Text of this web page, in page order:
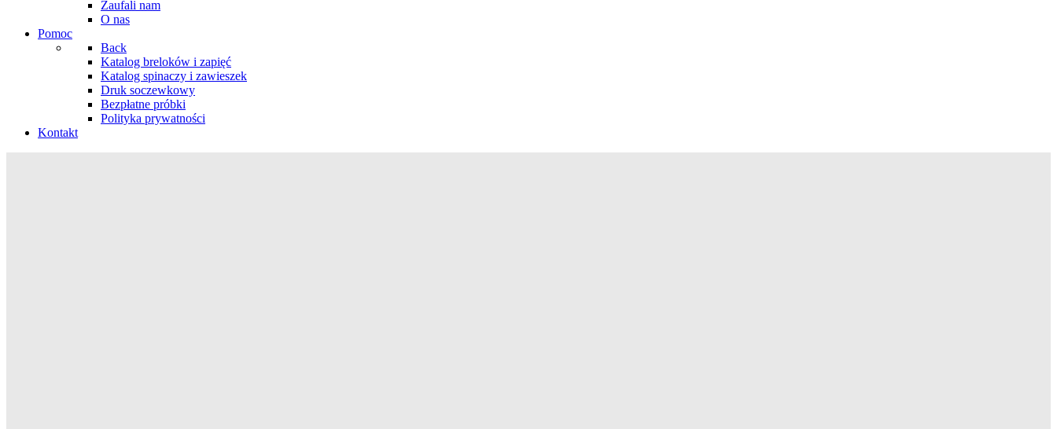
Zaufali nam
O nas
Pomoc
Back
Katalog breloków i zapięć
Katalog spinaczy i zawieszek
Druk soczewkowy
Bezpłatne próbki
Polityka prywatności
Kontakt